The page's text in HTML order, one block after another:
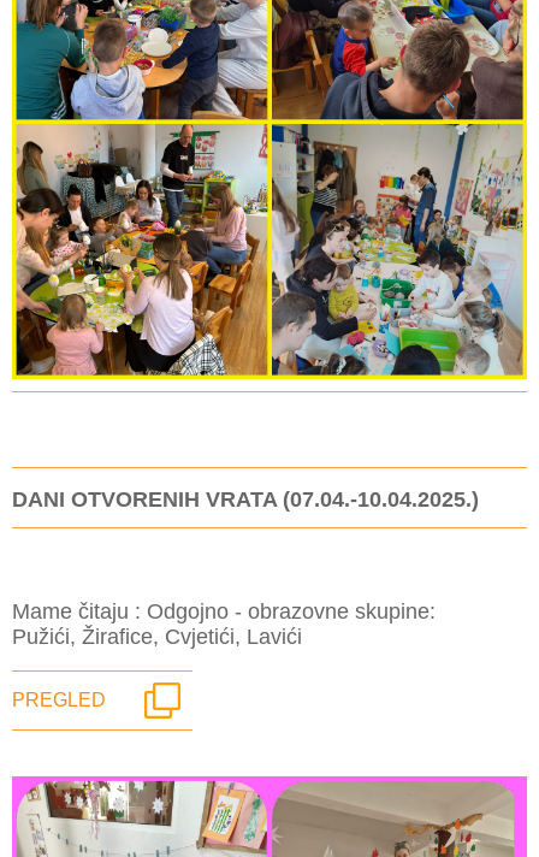
DANI OTVORENIH VRATA (07.04.-10.04.2025.)
Mame čitaju : Odgojno - obrazovne skupine:
Pužići, Žirafice, Cvjetići, Lavići
PREGLED